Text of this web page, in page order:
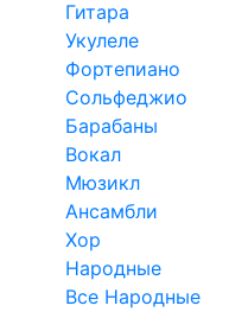
Гитара
Укулеле
Фортепиано
Сольфеджио
Барабаны
Вокал
Мюзикл
Ансамбли
Хор
Народные
Все Народные